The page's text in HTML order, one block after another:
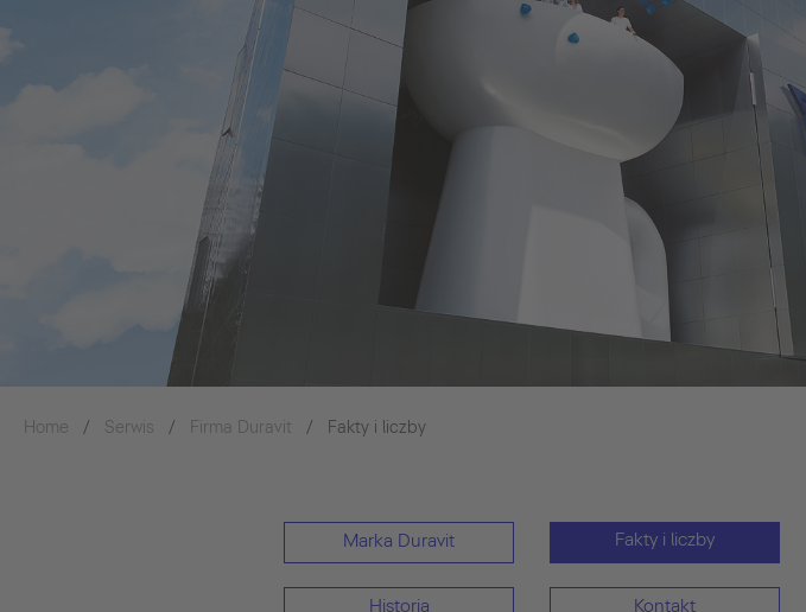
Home Serwis Firma Duravit Fakty i liczby
Marka Duravit Fakty i liczby
Historia Kontakt